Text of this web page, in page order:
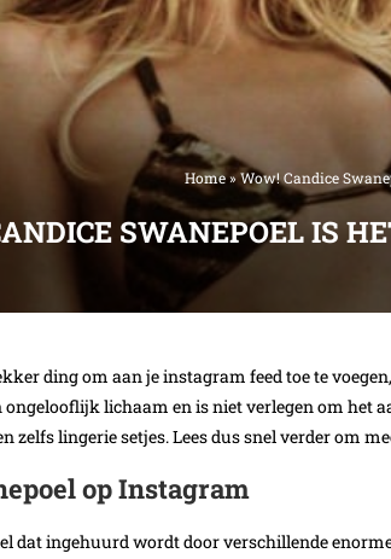
Home»Wow! Candice
SWANEPOEL IS
ding om aan je instagram feed toe te
ongelooflijk lichaam en is niet verlegen om het
lingerie setjes. Lees dus snel verder om
op Instagram
dat ingehuurd wordt door verschillende